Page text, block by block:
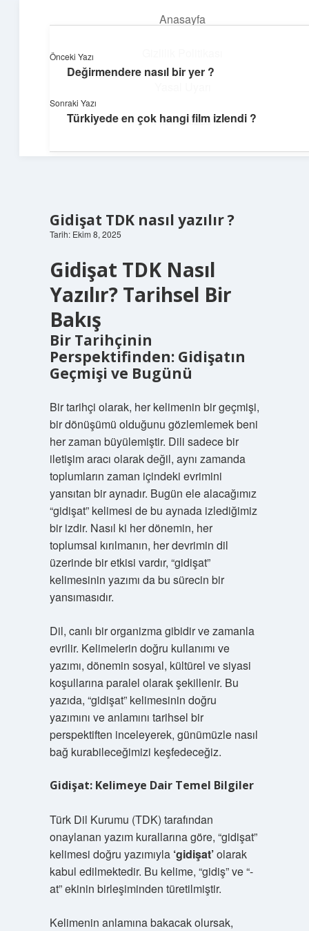
Anasayfa
Hakkımızda
Deniz Esintisi Hikayeler
Dalgalardan ilham alan neşeli bilgiler!
Gidişat TDK nasıl yazılır ?
Tarih: Ekim 8, 2025
Gidişat TDK Nasıl
Yazılır? Tarihsel Bir
Bakış
Bir Tarihçinin
Perspektifinden: Gidişatın
Geçmişi ve Bugünü
Bir tarihçi olarak, her kelimenin bir geçmişi,
bir dönüşümü olduğunu gözlemlemek beni
her zaman büyülemiştir. Dili sadece bir
iletişim aracı olarak değil, aynı zamanda
toplumların zaman içindeki evrimini
yansıtan bir aynadır. Bugün ele alacağımız
“gidişat” kelimesi de bu aynada izlediğimiz
bir izdir. Nasıl ki her dönemin, her
toplumsal kırılmanın, her devrimin dil
üzerinde bir etkisi vardır, “gidişat”
kelimesinin yazımı da bu sürecin bir
yansımasıdır.
Dil, canlı bir organizma gibidir ve zamanla
evrilir. Kelimelerin doğru kullanımı ve
yazımı, dönemin sosyal, kültürel ve siyasi
koşullarına paralel olarak şekillenir. Bu
yazıda, “gidişat” kelimesinin doğru
yazımını ve anlamını tarihsel bir
perspektiften inceleyerek, günümüzle nasıl
bağ kurabileceğimizi keşfedeceğiz.
Gidişat: Kelimeye Dair Temel Bilgiler
Türk Dil Kurumu (TDK) tarafından
onaylanan yazım kurallarına göre, “gidişat”
kelimesi doğru yazımıyla ‘gidişat’olarak
kabul edilmektedir. Bu kelime, “gidiş” ve “-
at” ekinin birleşiminden türetilmiştir.
Kelimenin anlamına bakacak olursak,
Önceki Yazı
Değirmendere nasıl bir yer ?
Sonraki Yazı
Türkiyede en çok hangi film izlendi ?